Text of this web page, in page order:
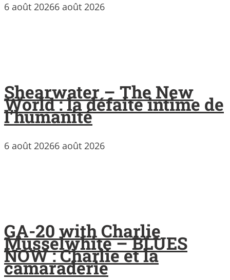
6 août 20266 août 2026
Shearwater – The New
World : la défaite intime de
l’humanité
6 août 20266 août 2026
GA-20 with Charlie
Musselwhite – BLUES
NOW : Charlie et la
camaraderie